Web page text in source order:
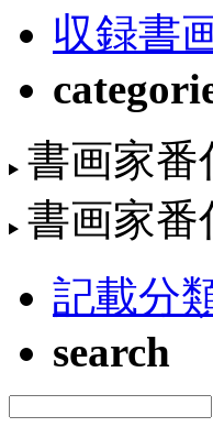
収録書
書画家番
書画家番
記載分
search